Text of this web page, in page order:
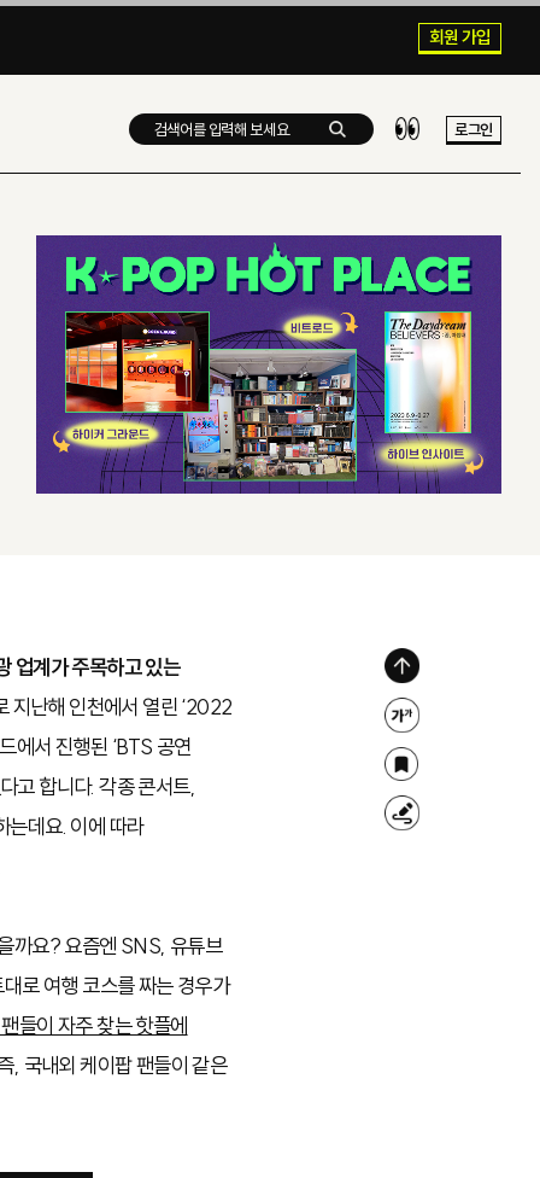
회원 가입
로그인
업계가 주목하고 있는
지난해 인천에서 열린 ‘2022
에서 진행된 ‘BTS 공연
고 합니다. 각종 콘서트,
는데요. 이에 따라
까요? 요즘엔 SNS, 유튜브
로 여행 코스를 짜는 경우가
들이 자주 찾는 핫플에
, 국내외 케이팝 팬들이 같은
위
로
가
기
글
자
크
기
북
마
형